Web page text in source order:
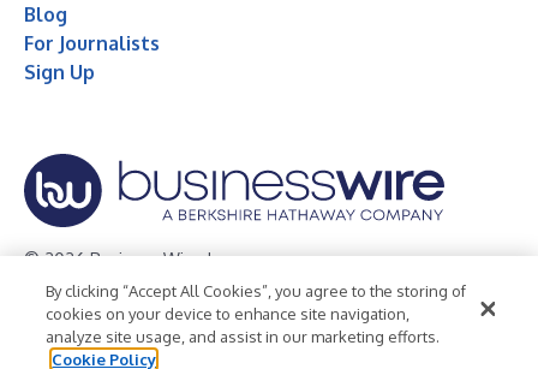
Blog
For Journalists
Sign Up
© 2026 Business Wire, Inc.
Privacy Policy Cookie Policy
Accessibility Statement
Terms of Use
Legal
By clicking “Accept All Cookies”, you agree to the storing of
cookies on your device to enhance site navigation,
analyze site usage, and assist in our marketing efforts.
Cookie Policy